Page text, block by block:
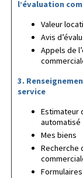
l’évaluation
Valeur
Avis
Appels de
3.
service
Estimateur
automatisé
Mes biens
Recherche